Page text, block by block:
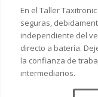
En el Taller
seguras,
independiente del
directo a batería.
la confianza de
intermediarios.